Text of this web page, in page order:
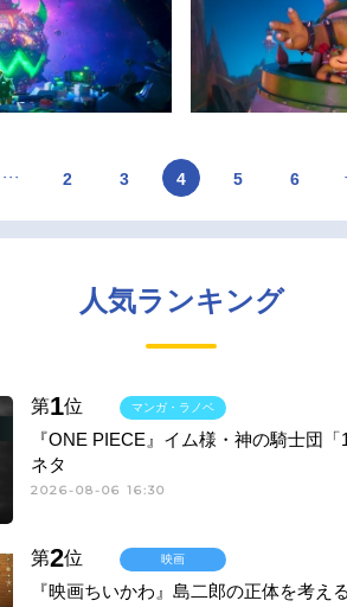
2 3 4 5 6
人気ランキング
第1位
『ONE PIECE』イム様・神の騎士団
ネタ
2026-08-06 16:30
マンガ・ラノベ
第2位
『映画ちいかわ』島二郎の正体を考え
映画